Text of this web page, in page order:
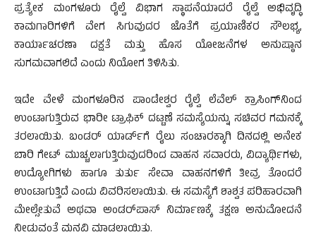
ಪ್ರತ್ಯೇಕ ಮಂಗಳೂರು ರೈಲ್ವೆ ವಿಭಾಗ ಸ್ಥಾಪನೆಯಾದರೆ ರೈಲ್ವೆ ಅಭಿವೃದ್ಧಿ
ಕಾಮಗಾರಿಗಳಿಗೆ ವೇಗ ಸಿಗುವುದರ ಜೊತೆಗೆ ಪ್ರಯಾಣಿಕರ ಸೌಲಭ್ಯ,
ಕಾರ್ಯಾಚರಣಾ ದಕ್ಷತೆ ಮತ್ತು ಹೊಸ ಯೋಜನೆಗಳ ಅನುಷ್ಠಾನ
ಸುಗಮವಾಗಲಿದೆ ಎಂದು ನಿಯೋಗ ತಿಳಿಸಿತು.
ಇದೇ ವೇಳೆ ಮಂಗಳೂರಿನ ಪಾಂಡೇಶ್ವರ ರೈಲ್ವೆ ಲೆವೆಲ್ ಕ್ರಾಸಿಂಗ್‌ನಿಂದ
ಉಂಟಾಗುತ್ತಿರುವ ಭಾರೀ ಟ್ರಾಫಿಕ್ ದಟ್ಟಣೆ ಸಮಸ್ಯೆಯನ್ನು ಸಚಿವರ ಗಮನಕ್ಕೆ
ತರಲಾಯಿತು. ಬಂಡರ್ ಯಾರ್ಡ್‌ಗೆ ರೈಲು ಸಂಚಾರಕ್ಕಾಗಿ ದಿನದಲ್ಲಿ ಅನೇಕ
ಬಾರಿ ಗೇಟ್ ಮುಚ್ಚಲಾಗುತ್ತಿರುವುದರಿಂದ ವಾಹನ ಸವಾರರು, ವಿದ್ಯಾರ್ಥಿಗಳು,
ಉದ್ಯೋಗಿಗಳು ಹಾಗೂ ತುರ್ತು ಸೇವಾ ವಾಹನಗಳಿಗೆ ತೀವ್ರ ತೊಂದರೆ
ಉಂಟಾಗುತ್ತಿದೆ ಎಂದು ವಿವರಿಸಲಾಯಿತು. ಈ ಸಮಸ್ಯೆಗೆ ಶಾಶ್ವತ ಪರಿಹಾರವಾಗಿ
ಮೇಲ್ಸೇತುವೆ ಅಥವಾ ಅಂಡರ್‌ಪಾಸ್ ನಿರ್ಮಾಣಕ್ಕೆ ತಕ್ಷಣ ಅನುಮೋದನೆ
ನೀಡುವಂತೆ ಮನವಿ ಮಾಡಲಾಯಿತು.